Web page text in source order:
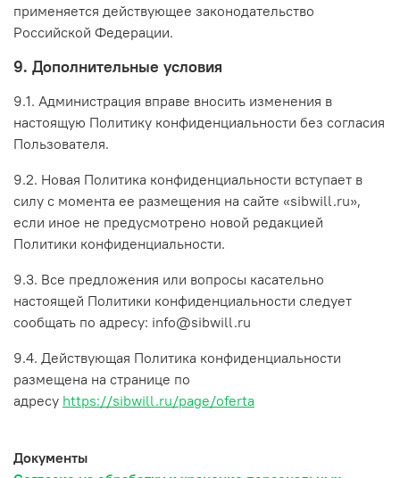
применяется действующее законодательство
Российской Федерации.
9. Дополнительные условия
9.1. Администрация вправе вносить изменения в
настоящую Политику конфиденциальности без согласия
Пользователя.
9.2. Новая Политика конфиденциальности вступает в
силу с момента ее размещения на сайте «sibwill.ru»,
если иное не предусмотрено новой редакцией
Политики конфиденциальности.
9.3. Все предложения или вопросы касательно
настоящей Политики конфиденциальности следует
сообщать по адресу: info@sibwill.ru
9.4. Действующая Политика конфиденциальности
размещена на странице по
адресу https://sibwill.ru/page/oferta
Документы